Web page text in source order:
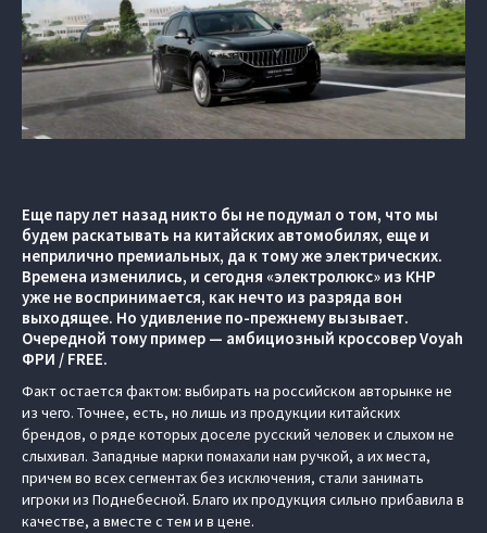
Еще пару лет назад никто бы не подумал о том, что мы
будем раскатывать на китайских автомобилях, еще и
неприлично премиальных, да к тому же электрических.
Времена изменились, и сегодня «электролюкс» из КНР
уже не воспринимается, как нечто из разряда вон
выходящее. Но удивление по-прежнему вызывает.
Очередной тому пример — амбициозный кроссовер Voyah
ФРИ / FREE.
Факт остается фактом: выбирать на российском авторынке не
из чего. Точнее, есть, но лишь из продукции китайских
брендов, о ряде которых доселе русский человек и слыхом не
слыхивал. Западные марки помахали нам ручкой, а их места,
причем во всех сегментах без исключения, стали занимать
игроки из Поднебесной. Благо их продукция сильно прибавила в
качестве, а вместе с тем и в цене.